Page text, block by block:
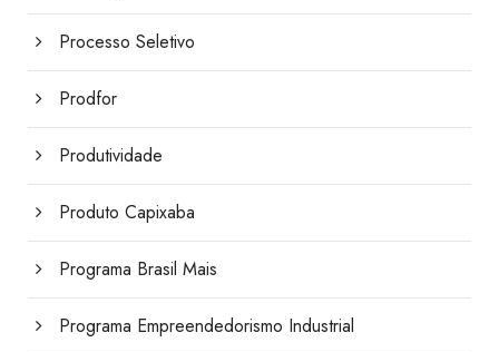
Processo Seletivo
Prodfor
Produtividade
Produto Capixaba
Programa Brasil Mais
Programa Empreendedorismo Industrial